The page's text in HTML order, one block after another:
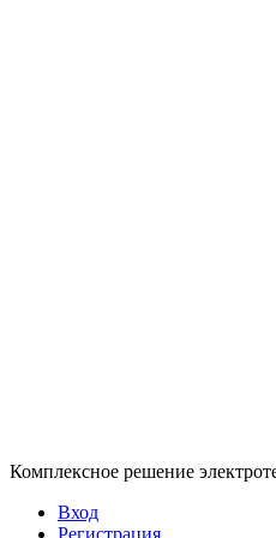
Комплексное решение
Вход
Регистрация